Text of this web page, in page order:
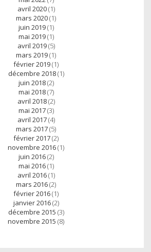
avril 2020(1)
mars 2020(1)
juin 2019(1)
mai 2019(1)
avril 2019(5)
mars 2019(1)
février 2019(1)
décembre 2018(1)
juin 2018(2)
mai 2018(7)
avril 2018(2)
mai 2017(3)
avril 2017(4)
mars 2017(5)
février 2017(2)
novembre 2016(1)
juin 2016(2)
mai 2016(1)
avril 2016(1)
mars 2016(2)
février 2016(1)
janvier 2016(2)
décembre 2015 (3)
novembre 2015 (8)